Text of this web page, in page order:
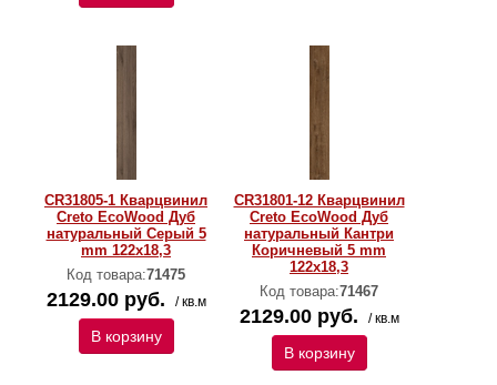
CR31805-1 Кварцвинил
Creto EcoWood Дуб
натуральный Серый 5
mm 122х18,3
Код товара:71475
2129.00 руб. / кв.м
В корзину
CR31801-12 Кварцвинил
Creto EcoWood Дуб
натуральный Кантри
Коричневый 5 mm
122х18,3
Код товара:71467
2129.00 руб. / кв.м
В корзину